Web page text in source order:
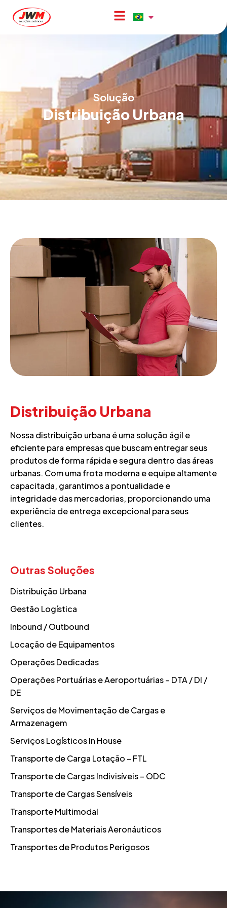
Solução
Distribuição Urbana
Distribuição Urbana
Nossa distribuição urbana é uma solução ágil e
eficiente para empresas que buscam entregar seus
produtos de forma rápida e segura dentro das áreas
urbanas. Com uma frota moderna e equipe altamente
capacitada, garantimos a pontualidade e
integridade das mercadorias, proporcionando uma
experiência de entrega excepcional para seus
clientes.
Outras Soluções
Distribuição Urbana
Gestão Logística
Inbound / Outbound
Locação de Equipamentos
Operações Dedicadas
Operações Portuárias e Aeroportuárias – DTA / DI /
DE
Serviços de Movimentação de Cargas e
Armazenagem
Serviços Logísticos In House
Transporte de Carga Lotação – FTL
Transporte de Cargas Indivisíveis – ODC
Transporte de Cargas Sensíveis
Transporte Multimodal
Transportes de Materiais Aeronáuticos
Transportes de Produtos Perigosos